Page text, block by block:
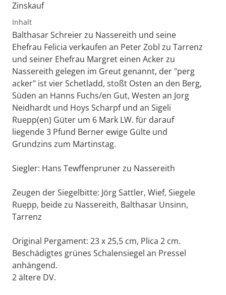
Zinskauf
Inhalt
Balthasar Schreier zu Nassereith und seine
Ehefrau Felicia verkaufen an Peter Zobl zu Tarrenz
und seiner Ehefrau Margret einen Acker zu
Nassereith gelegen im Greut genannt, der "perg
acker" ist vier Schetladd, stoßt Osten an den Berg,
Süden an Hanns Fuchs/en Gut, Westen an Jorg
Neidhardt und Hoys Scharpf und an Sigeli
Ruepp(en) Güter um 6 Mark LW. für darauf
liegende 3 Pfund Berner ewige Gülte und
Grundzins zum Martinstag.
Siegler: Hans Tewffenpruner zu Nassereith
Zeugen der Siegelbitte: Jörg Sattler, Wief, Siegele
Ruepp, beide zu Nassereith, Balthasar Unsinn,
Tarrenz
Original Pergament: 23 x 25,5 cm, Plica 2 cm.
Beschädigtes grünes Schalensiegel an Pressel
anhängend.
2 ältere DV.